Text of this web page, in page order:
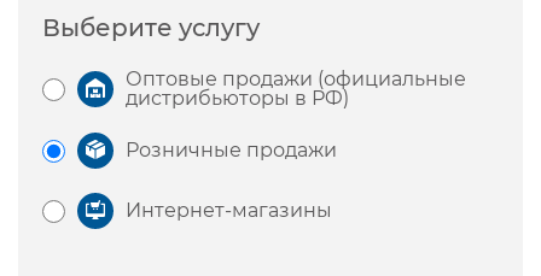
Выберите услугу
Оптовые продажи (официальные
дистрибьюторы в РФ)
Розничные продажи
Интернет-магазины